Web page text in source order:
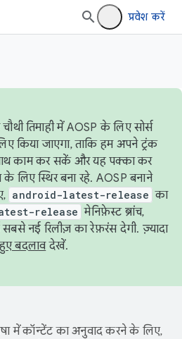
प्रवेश करें
तिमाही में AOSP के लिए सोर्स
किया जाएगा, ताकि हम अपने ट्रंक
काम कर सकें और यह पक्का कर
लिए स्थिर बना रहे. AOSP बनाने
android-latest-release का
release मेनिफ़ेस्ट ब्रांच,
नई रिलीज़ का रेफ़रंस देगी. ज़्यादा
बदलावदेखें.
में कॉन्टेंट का अनुवाद करने के लिए,